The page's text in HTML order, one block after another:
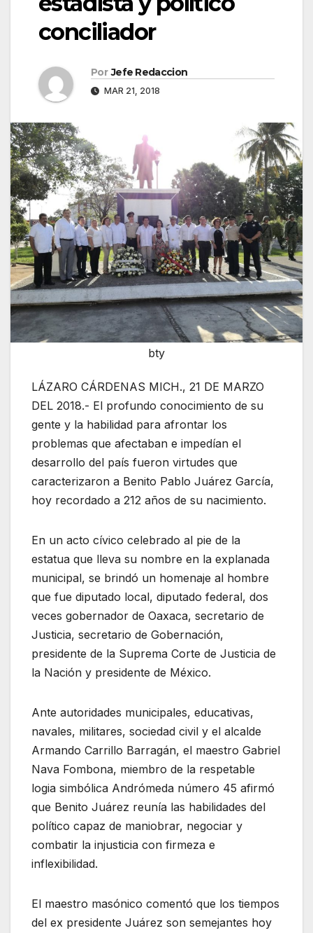
conciliador
Por Jefe Redaccion
MAR 21, 2018
bty
LÁZARO CÁRDENAS MICH., 21 DE MARZO
DEL 2018.- El profundo conocimiento de su
gente y la habilidad para afrontar los
problemas que afectaban e impedían el
desarrollo del país fueron virtudes que
caracterizaron a Benito Pablo Juárez García,
hoy recordado a 212 años de su nacimiento.
En un acto cívico celebrado al pie de la
estatua que lleva su nombre en la explanada
municipal, se brindó un homenaje al hombre
que fue diputado local, diputado federal, dos
veces gobernador de Oaxaca, secretario de
Justicia, secretario de Gobernación,
presidente de la Suprema Corte de Justicia de
la Nación y presidente de México.
Ante autoridades municipales, educativas,
navales, militares, sociedad civil y el alcalde
Armando Carrillo Barragán, el maestro Gabriel
Nava Fombona, miembro de la respetable
logia simbólica Andrómeda número 45 afirmó
que Benito Juárez reunía las habilidades del
político capaz de maniobrar, negociar y
combatir la injusticia con firmeza e
inflexibilidad.
El maestro masónico comentó que los tiempos
del ex presidente Juárez son semejantes hoy